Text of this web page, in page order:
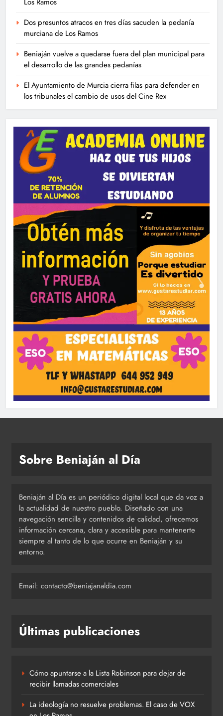
Dos presuntos atracos en tres días sacuden la pedanía
murciana de Los Ramos
Beniaján vuelve a quedarse fuera del plan municipal para
el desarrollo de las grandes pedanías
El Ayuntamiento de Murcia cierra filas para defender en
los tribunales el cambio de usos del Cine Rex
Sobre Beniaján al Día
Beniaján al Día es un periódico digital local que da voz a
la actualidad de nuestro pueblo. Diseñado con una
navegación sencilla y contenidos de calidad, ofrecemos
información cercana, clara y accesible para mantenerte
siempre al tanto de lo que ocurre en Beniaján y su
entorno.
Email: contacto@beniajanaldia.com
Últimas publicaciones
Cómo apuntarse a la Lista Robinson para dejar de
recibir llamadas comerciales
La ideología no resuelve problemas. El caso de VOX